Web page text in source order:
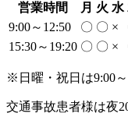
営業時間
月 火 水
9:00～12:50
〇 〇 ×
15:30～19:20 〇 〇 ×
※日曜・祝日は9:00～
交通事故患者様は夜